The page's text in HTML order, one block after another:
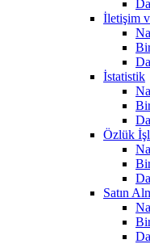
İletişim
İstatistik
Özlük
Satın